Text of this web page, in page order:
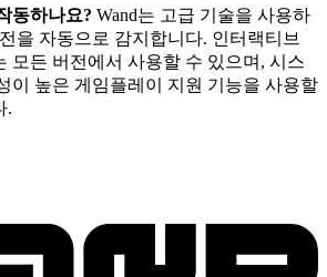
동하나요? Wand는 고급 기술을 사용하
을 자동으로 감지합니다. 인터랙티브
모든 버전에서 사용할 수 있으며, 시스
이 높은 게임플레이 지원 기능을 사용할
.